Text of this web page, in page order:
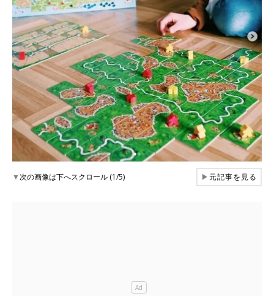
▼次の画像は下へスクロール (1/5) ▶元記事を見る